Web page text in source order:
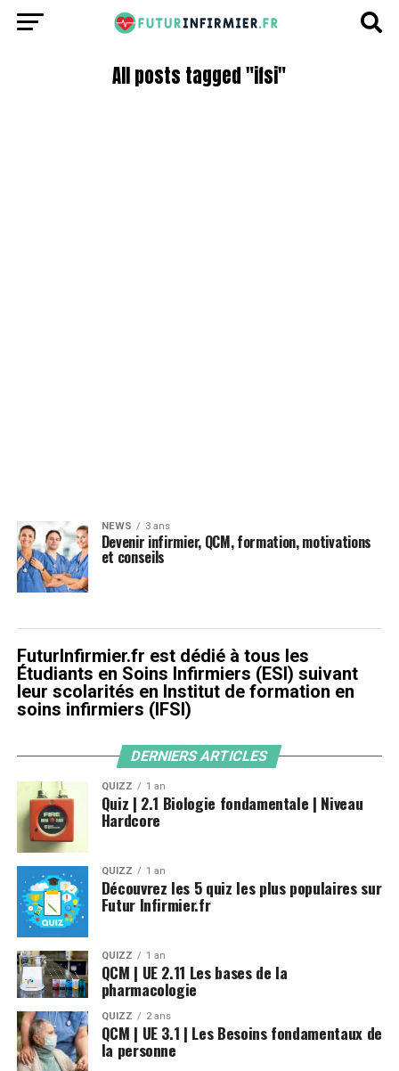
All posts tagged "ifsi"
NEWS 3 ans
Devenir infirmier, QCM, formation, motivations
et conseils
FuturInfirmier.fr est dédié à tous les
Étudiants en Soins Infirmiers (ESI) suivant
leur scolarités en Institut de formation en
soins infirmiers (IFSI)
DERNIERS ARTICLES
QUIZZ 1 an
Quiz | 2.1 Biologie fondamentale | Niveau
Hardcore
QUIZZ 1 an
Découvrez les 5 quiz les plus populaires sur
Futur Infirmier.fr
QUIZZ 1 an
QCM | UE 2.11 Les bases de la
pharmacologie
QUIZZ 2 ans
QCM | UE 3.1 | Les Besoins fondamentaux de
la personne